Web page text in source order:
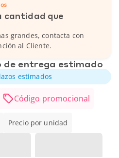
cantidad que
grandes, contacta con
al Cliente.
de entrega estimado
estimados
Código promocional
Precio por unidad